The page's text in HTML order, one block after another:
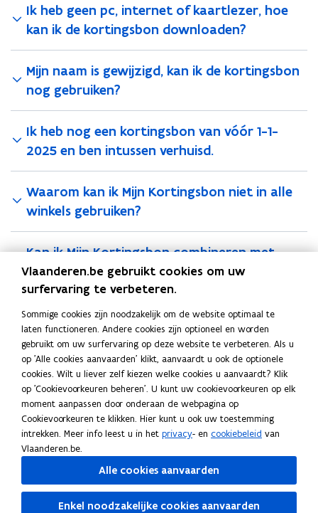
p
l
i
c
e
)
-
m
a
p
i
c
i
e
)
Ik heb geen pc, internet of kaartlezer, hoe
kan ik de kortingsbon downloaden?
Mijn naam is gewijzigd, kan ik de kortingsbon
nog gebruiken?
Ik heb nog een kortingsbon van vóór 1-1-
2025 en ben intussen verhuisd.
Waarom kan ik Mijn Kortingsbon niet in alle
winkels gebruiken?
Kan ik Mijn Kortingsbon combineren met
Ecocheques?
Komt een koel-vriescombinatie of was-
droogcombinatie ook in aanmerking?
Deel deze pagina
L
i
n
k
d
K
o
p
i
e
r
Ook interessant
Energieverbruik en -kosten verminderen
Privacyverklaring van het
Vlaanderen.be gebruikt cookies om uw
surfervaring te verbeteren.
Sommige cookies zijn noodzakelijk om de website optimaal te
laten functioneren. Andere cookies zijn optioneel en worden
gebruikt om uw surfervaring op deze website te verbeteren. Als u
op 'Alle cookies aanvaarden' klikt, aanvaardt u ook de optionele
cookies. Wilt u liever zelf kiezen welke cookies u aanvaardt? Klik
op 'Cookievoorkeuren beheren'. U kunt uw cookievoorkeuren op elk
moment aanpassen door onderaan de webpagina op
Cookievoorkeuren te klikken. Hier kunt u ook uw toestemming
intrekken. Meer info leest u in het privacy- en cookiebeleid van
Vlaanderen.be.
Alle cookies aanvaarden
Enkel noodzakelijke cookies aanvaarden